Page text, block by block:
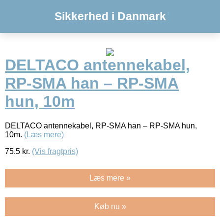
Sikkerhed i Danmark
DELTACO antennekabel,
RP-SMA han – RP-SMA
hun, 10m
DELTACO antennekabel, RP-SMA han – RP-SMA hun,
10m. (Læs mere)
75.5 kr. (Vis fragtpris)
Læs mere »
Køb nu »